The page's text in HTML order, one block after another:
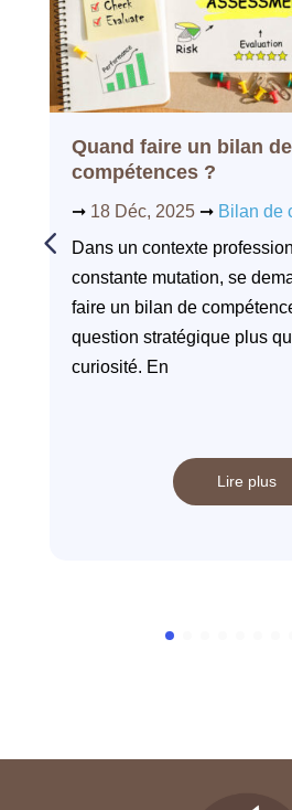
Quand faire un bilan de
compétences ?
➞ 18 Déc, 2025 ➞ Bilan de
Dans un contexte
constante mutation, se
faire un bilan de
question stratégique plus
curiosité. En
Lire plus